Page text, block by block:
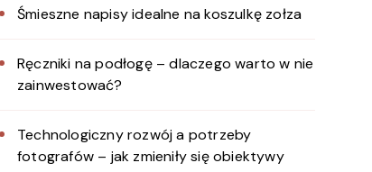
Śmieszne napisy idealne na koszulkę zołza
Ręczniki na podłogę – dlaczego warto w nie
zainwestować?
Technologiczny rozwój a potrzeby
fotografów – jak zmieniły się obiektywy